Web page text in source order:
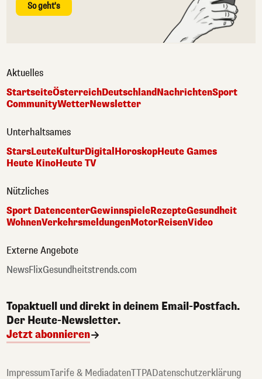
So geht's
Aktuelles
StartseiteÖsterreichDeutschlandNachrichtenSport
CommunityWetterNewsletter
Unterhaltsames
StarsLeuteKulturDigital HoroskopHeute Games
Heute KinoHeute TV
Nützliches
Sport DatencenterGewinnspieleRezepteGesundheit
WohnenVerkehrsmeldungenMotorReisenVideo
Externe Angebote
NewsFlixGesundheitstrends.com
Topaktuell und direkt in deinem Email-Postfach.
Der Heute-Newsletter.
Jetzt abonnieren
ImpressumTarife & MediadatenTTPADatenschutzerklärung